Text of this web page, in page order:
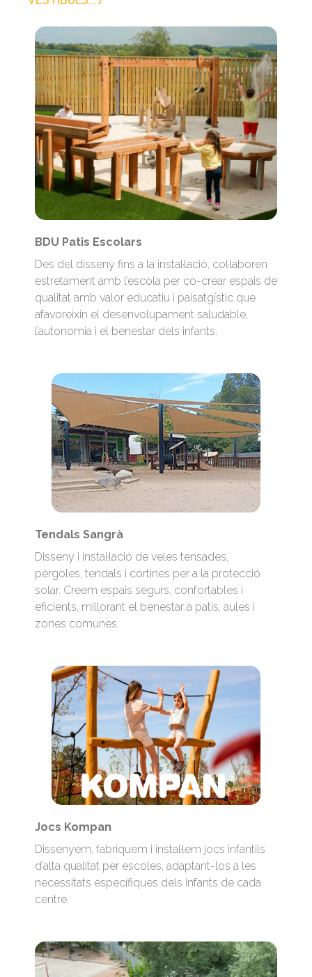
BDU Patis Escolars
Des del disseny fins a la instal·lació, col·laboren
estretament amb l’escola per co-crear espais de
qualitat amb valor educatiu i paisatgístic que
afavoreixin el desenvolupament saludable,
l’autonomia i el benestar dels infants.
Tendals Sangrà
Disseny i instal·lació de veles tensades,
pèrgoles, tendals i cortines per a la protecció
solar. Creem espais segurs, confortables i
eficients, millorant el benestar a patis, aules i
zones comunes.
Jocs Kompan
Dissenyem, fabriquem i instal·lem jocs infantils
d’alta qualitat per escoles, adaptant-los a les
necessitats específiques dels infants de cada
centre.